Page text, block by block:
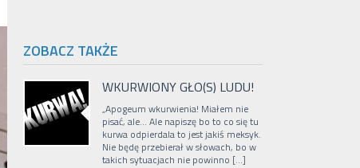
ZOBACZ TAKŻE
WKURWIONY GŁO(S) LUDU!
„Apogeum wkurwienia! Miałem nie
pisać, ale… Ale napiszę bo to co się tu
kurwa odpierdala to jest jakiś meksyk.
Nie będę przebierał w słowach, bo w
takich sytuacjach nie powinno […]